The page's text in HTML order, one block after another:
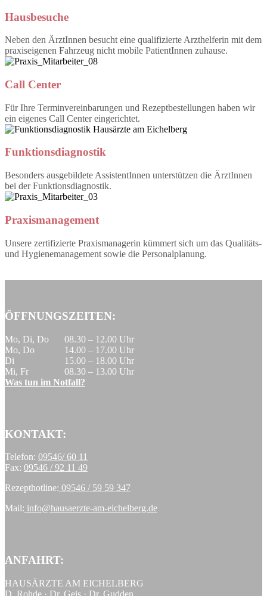
Hausbesuche
Neben den ÄrztInnen besucht eine qualifizierte Arzthelferin mit dem
praxiseigenen Fahrzeug nicht mobile PatientInnen zuhause.
Call Center
Für Ihre Terminvereinbarungen und Rezeptbestellungen haben wir
ein eigenes Call Center eingerichtet.
Funktionsdiagnostik
Besonders ausgebildete AssistentInnen unterstützen die ÄrztInnen
bei der Funktionsdiagnostik.
Praxismanagement
Unsere zertifizierte Praxismanagerin kümmert sich um das Qualitäts-
und Hygienemanagement sowie die Personalplanung.
ÖFFNUNGSZEITEN:
Mo, Di, Do
08.30 – 12.00 Uhr
Mo, Do
14.00 – 17.00 Uhr
Di
15.00 – 18.00 Uhr
Mi, Fr
08.30 – 13.00 Uhr
Was tun im Notfall?
KONTAKT:
Telefon: 09546/ 60 11
Fax: 09546 / 92 11 49
Rezepthotline: 09546 / 59 59 347
Mail: info@hausaerzte-am-eichelberg.de
ANFAHRT:
HAUSÄRZTE AM EICHELBERG
D. Rohde · Dr. Geis · Dr. Gudden